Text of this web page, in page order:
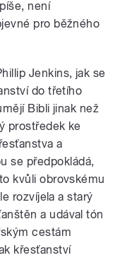
není
pro běžného
Jenkins, jak se
do třetího
Bibli jinak než
prostředek ke
a
se předpokládá,
kvůli obrovskému
rozvíjela a starý
a udával tón
cestám
křesťanství